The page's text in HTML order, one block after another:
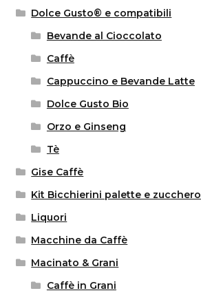
Dolce Gusto® e compatibili
Bevande al Cioccolato
Caffè
Cappuccino e Bevande Latte
Dolce Gusto Bio
Orzo e Ginseng
Tè
Gise Caffè
Kit Bicchierini palette e zucchero
Liquori
Macchine da Caffè
Macinato & Grani
Caffè in Grani